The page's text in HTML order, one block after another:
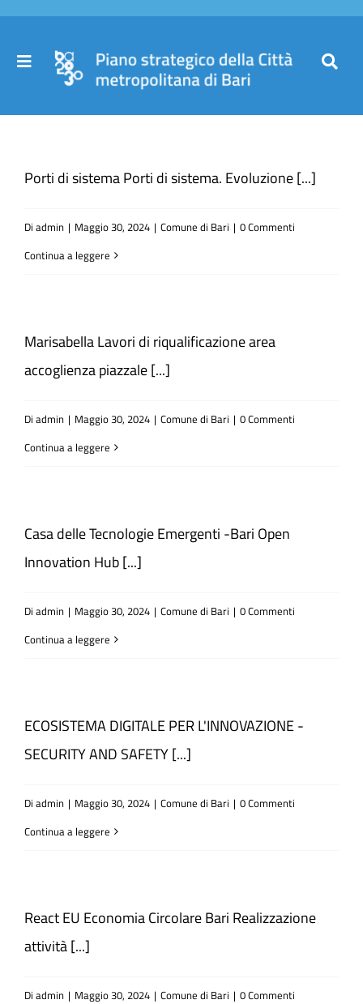
Salta
contenuto
Toggle
Comuni
Notizie
Porti di sistema Porti di sistema. Evoluzione [...]
Di admin | Maggio 30, 2024 | Comune di Bari | 0 Commenti
Continua a leggere
Marisabella Lavori di riqualificazione area
accoglienza piazzale [...]
Di admin | Maggio 30, 2024 | Comune di Bari | 0 Commenti
Continua a leggere
Casa delle Tecnologie Emergenti -Bari Open
Innovation Hub [...]
Di admin | Maggio 30, 2024 | Comune di Bari | 0 Commenti
Continua a leggere
ECOSISTEMA DIGITALE PER L'INNOVAZIONE -
SECURITY AND SAFETY [...]
Di admin | Maggio 30, 2024 | Comune di Bari | 0 Commenti
Continua a leggere
React EU Economia Circolare Bari Realizzazione
attività [...]
Di admin | Maggio 30, 2024 | Comune di Bari | 0 Commenti